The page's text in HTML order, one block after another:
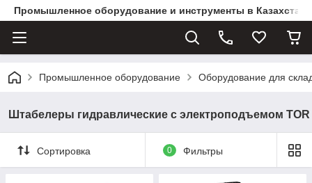
Промышленное оборудование и инструменты в
Промышленное оборудование Оборудование для
Штабелеры гидравлические с электроподъемом TOR
Сортировка 0 Фильтры